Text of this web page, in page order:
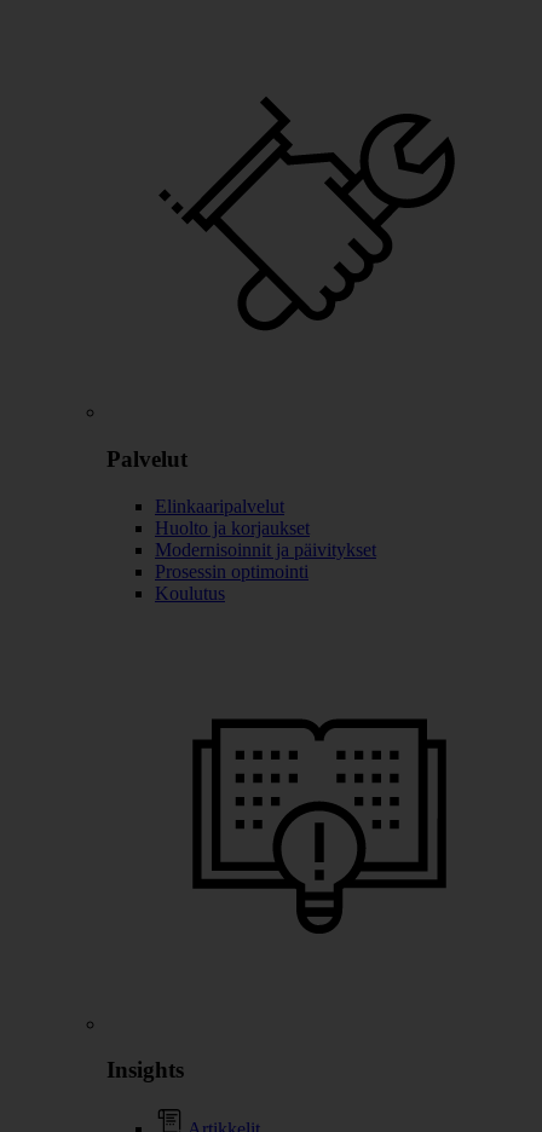
Palvelut
Elinkaaripalvelut
Huolto ja korjaukset
Modernisoinnit ja päivitykset
Prosessin optimointi
Koulutus
Insights